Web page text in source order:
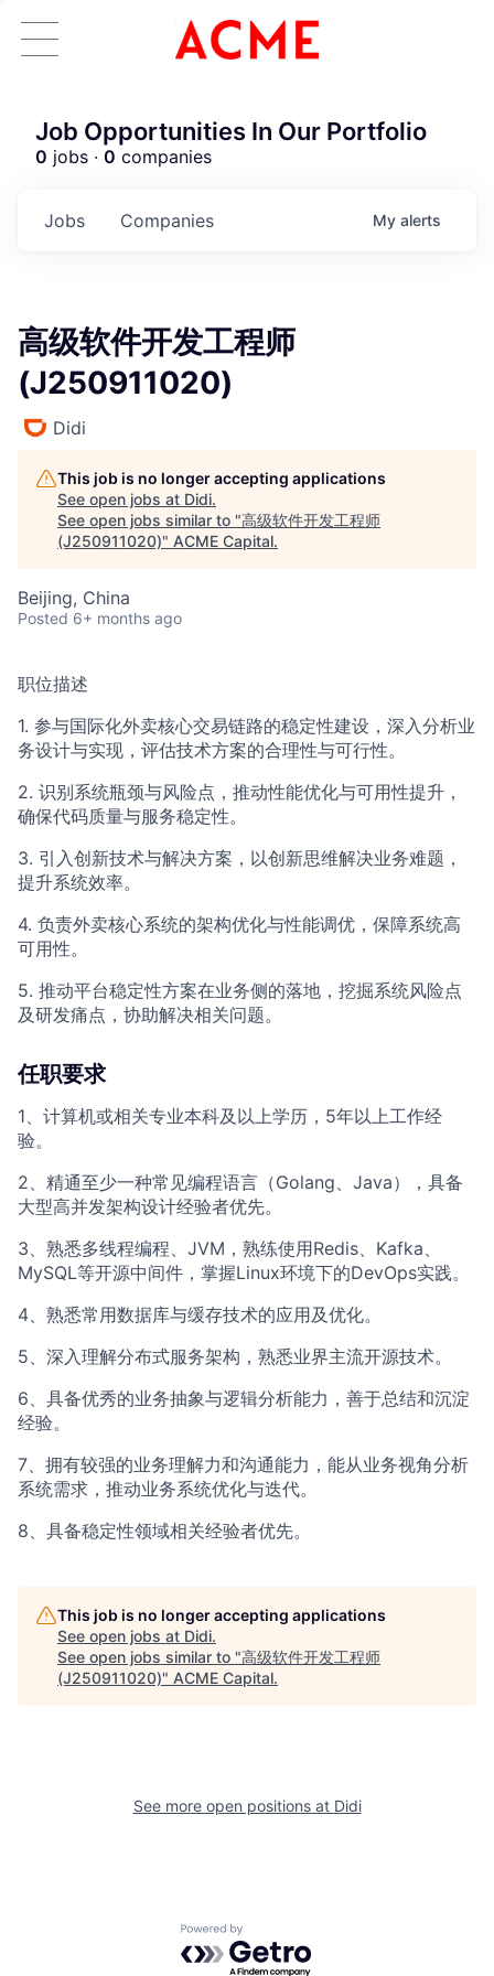
ACME Homepage
Job Opportunities In Our Portfolio
0 jobs · 0 companies
Jobs Companies My alerts
高级软件开发工程师
(J250911020)
Didi
This job is no longer accepting applications
See open jobs at Didi.
See open jobs similar to "高级软件开发工程师
(J250911020)" ACME Capital.
Beijing, China
Posted 6+ months ago
职位描述
1. 参与国际化外卖核心交易链路的稳定性建设，深入分析业
务设计与实现，评估技术方案的合理性与可行性。
2. 识别系统瓶颈与风险点，推动性能优化与可用性提升，
确保代码质量与服务稳定性。
3. 引入创新技术与解决方案，以创新思维解决业务难题，
提升系统效率。
4. 负责外卖核心系统的架构优化与性能调优，保障系统高
可用性。
5. 推动平台稳定性方案在业务侧的落地，挖掘系统风险点
及研发痛点，协助解决相关问题。
任职要求
1、计算机或相关专业本科及以上学历，5年以上工作经
验。
2、精通至少一种常见编程语言（Golang、Java），具备
大型高并发架构设计经验者优先。
3、熟悉多线程编程、JVM，熟练使用Redis、Kafka、
MySQL等开源中间件，掌握Linux环境下的DevOps实践。
4、熟悉常用数据库与缓存技术的应用及优化。
5、深入理解分布式服务架构，熟悉业界主流开源技术。
6、具备优秀的业务抽象与逻辑分析能力，善于总结和沉淀
经验。
7、拥有较强的业务理解力和沟通能力，能从业务视角分析
系统需求，推动业务系统优化与迭代。
8、具备稳定性领域相关经验者优先。
This job is no longer accepting applications
See open jobs at Didi.
See open jobs similar to "高级软件开发工程师
(J250911020)" ACME Capital.
See more open positions at Didi
Powered by Getro.com